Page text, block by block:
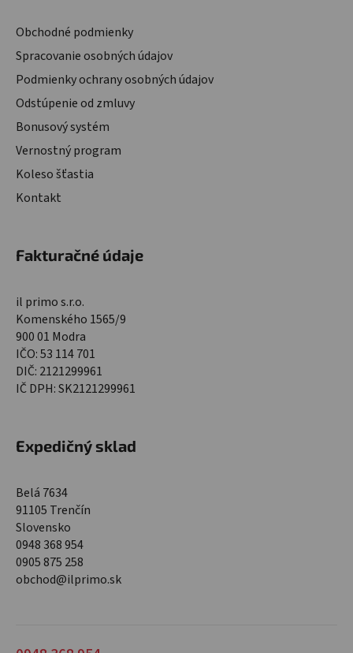
Obchodné podmienky
Spracovanie osobných údajov
Podmienky ochrany osobných údajov
Odstúpenie od zmluvy
Bonusový systém
Vernostný program
Koleso šťastia
Kontakt
Fakturačné údaje
il primo s.r.o.
Komenského 1565/9
900 01 Modra
IČO: 53 114 701
DIČ: 2121299961
IČ DPH: SK2121299961
Expedičný sklad
Belá 7634
91105 Trenčín
Slovensko
0948 368 954
0905 875 258
obchod@ilprimo.sk